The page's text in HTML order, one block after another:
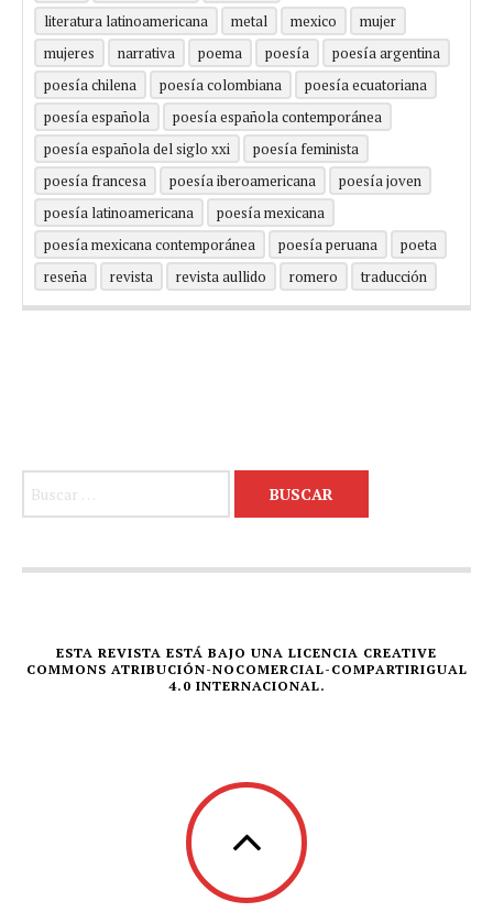
literatura latinoamericana
metal mexico
mujer
mujeres
narrativa poema poesía
poesía argentina
poesía chilena
poesía colombiana
poesía ecuatoriana
poesía española
poesía española contemporánea
poesía española del siglo xxi
poesía feminista
poesía francesa
poesía iberoamericana
poesía joven
poesía latinoamericana
poesía mexicana
poesía mexicana contemporánea
poesía peruana
poeta
reseña
revista revista aullido romero traducción
ESTA REVISTA ESTÁ BAJO UNA LICENCIA CREATIVE
COMMONS ATRIBUCIÓN-NOCOMERCIAL-COMPARTIRIGUAL
4.0 INTERNACIONAL.